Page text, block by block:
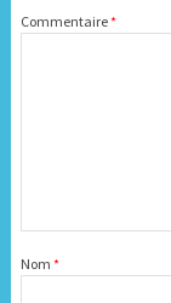
Commentaire*
Nom *